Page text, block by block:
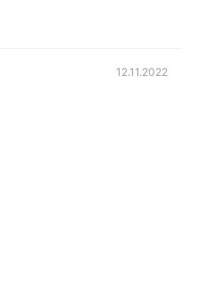
12.11.2022